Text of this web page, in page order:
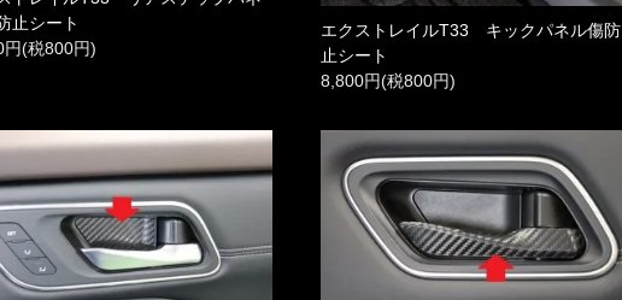
止シート
円(税800円)
エクストレイルT33 キックパネル傷防
止シート
8,800円(税800円)